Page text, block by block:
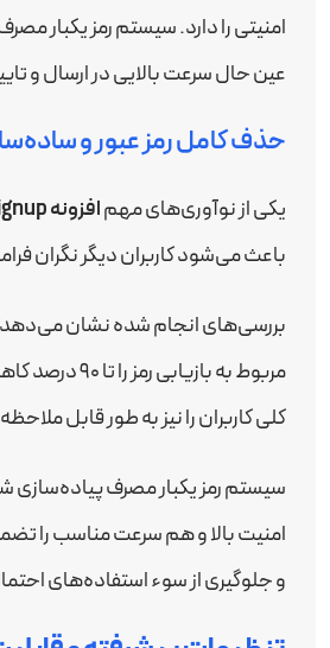
عین حال سرعت بالایی در ارسال و
حذف کامل رمز عبور و
یکی از نوآوری‌های مهمافزونه Digits One Click Login/Signup
باعث می‌شود کاربران دیگر نگران
بررسی‌های انجام شده نشان
مربوط به
کلی کاربران را نیز به طور قابل
سیستم رمز یکبار مصرف پیاده‌سازی
امنیت بالا و هم سرعت مناسب را
و جلوگیری از سوء استفاده‌های